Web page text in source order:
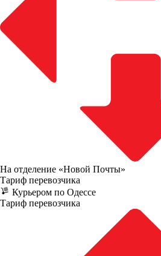
На отделение «Новой Почты»
Тариф перевозчика
Курьером по Одессе
Тариф перевозчика